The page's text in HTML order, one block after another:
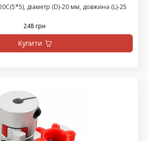
діаметр (D)-20 мм, довжина (L)-25
248 грн
Купити